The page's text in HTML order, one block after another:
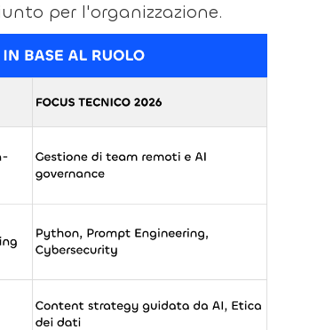
per l'organizzazione.